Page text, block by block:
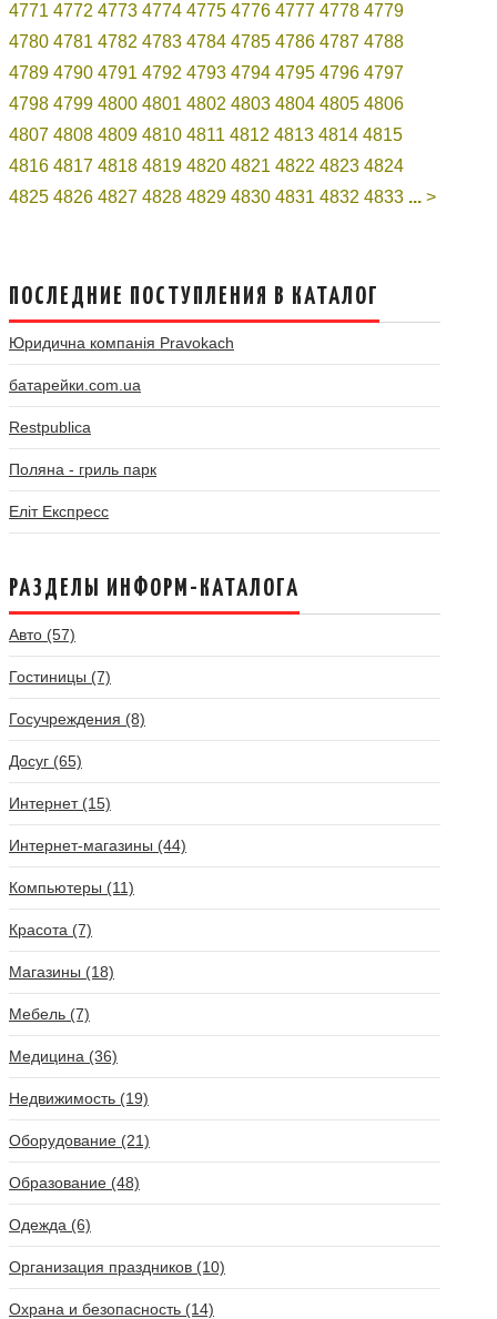
4771 4772 4773 4774 4775 4776 4777 4778 4779
4780 4781 4782 4783 4784 4785 4786 4787 4788
4789 4790 4791 4792 4793 4794 4795 4796 4797
4798 4799 4800 4801 4802 4803 4804 4805 4806
4807 4808 4809 4810 4811 4812 4813 4814 4815
4816 4817 4818 4819 4820 4821 4822 4823 4824
4825 4826 4827 4828 4829 4830 4831 4832 4833 ... >
ПОСЛЕДНИЕ ПОСТУПЛЕНИЯ В КАТАЛОГ
Юридична компанія Pravokach
батарейки.com.ua
Restpublica
Поляна - гриль парк
Еліт Експресс
РАЗДЕЛЫ ИНФОРМ-КАТАЛОГА
Авто (57)
Гостиницы (7)
Госучреждения (8)
Досуг (65)
Интернет (15)
Интернет-магазины (44)
Компьютеры (11)
Красота (7)
Магазины (18)
Мебель (7)
Медицина (36)
Недвижимость (19)
Оборудование (21)
Образование (48)
Одежда (6)
Организация праздников (10)
Охрана и безопасность (14)